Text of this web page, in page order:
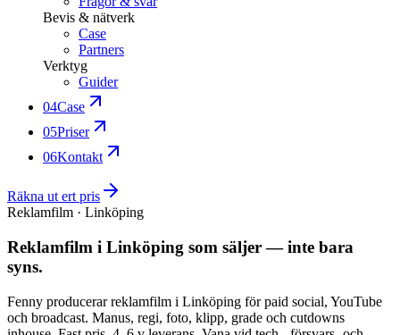
Bevis & nätverk
Case
Partners
Verktyg
Guider
04Case
05Priser
06Kontakt
Räkna ut ert pris
Reklamfilm · Linköping
Reklamfilm i Linköping som säljer — inte bara
syns.
Fenny producerar reklamfilm i Linköping för paid social, YouTube
och broadcast. Manus, regi, foto, klipp, grade och cutdowns